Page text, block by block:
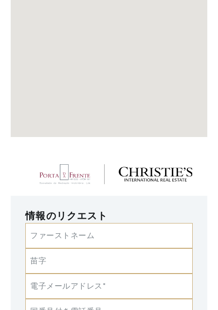
情報のリクエスト
ファーストネーム
苗字
電子メールアドレス*